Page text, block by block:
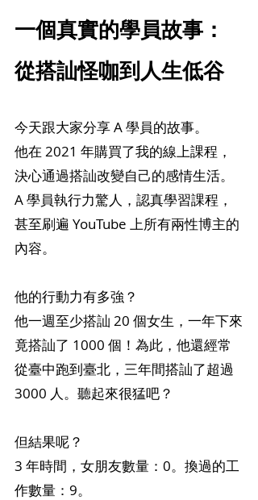
一個真實的學員故事：
從搭訕怪咖到人生低谷
今天跟大家分享 A 學員的故事。
他在 2021 年購買了我的線上課程，
決心通過搭訕改變自己的感情生活。
A 學員執行力驚人，認真學習課程，
甚至刷遍 YouTube 上所有兩性博主的
內容。
他的行動力有多強？
他一週至少搭訕 20 個女生，一年下來
竟搭訕了 1000 個！為此，他還經常
從臺中跑到臺北，三年間搭訕了超過
3000 人。聽起來很猛吧？
但結果呢？
3 年時間，女朋友數量：0。換過的工
作數量：9。